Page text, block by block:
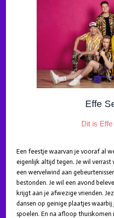
Effe
Dit is
Een feestje waarvan je vooraf al
eigenlijk altijd tegen. Je wil
een wervelwind aan
bestonden. Je wil een avond
krijgt aan je afwezige vrienden.
dansen op geinige plaatjes
spoelen. En na afloop